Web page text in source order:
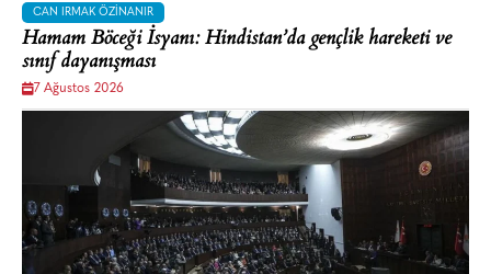
CAN IRMAK ÖZINANIR
Hamam Böceği İsyanı: Hindistan’da gençlik hareketi ve
sınıf dayanışması
7 Ağustos 2026